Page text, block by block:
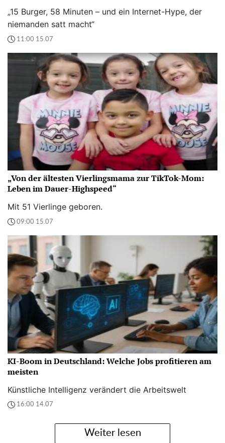
„15 Burger, 58 Minuten – und ein Internet-Hype, der
niemanden satt macht“
11:00 15.07
„Von der ältesten Vierlingsmama zur TikTok-Mom:
Leben im Dauer-Highspeed“
Mit 51 Vierlinge geboren.
09:00 15.07
KI-Boom in Deutschland: Welche Jobs profitieren am
meisten
Künstliche Intelligenz verändert die Arbeitswelt
16:00 14.07
Weiter lesen